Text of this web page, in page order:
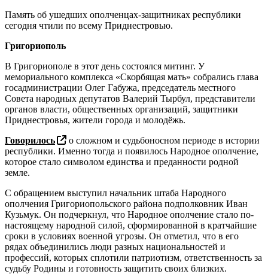
Память об ушедших ополченцах-защитниках республики
сегодня чтили по всему Приднестровью.
Григориополь
В Григориополе в этот день состоялся митинг. У
мемориального комплекса «Скорбящая мать» собрались глава
госадминистрации Олег Габужа, председатель местного
Совета народных депутатов Валерий Тырбул, представители
органов власти, общественных организаций, защитники
Приднестровья, жители города и молодёжь.
Говорилось
о сложном и судьбоносном периоде в истории
республики. Именно тогда и появилось Народное ополчение,
которое стало символом единства и преданности родной
земле.
С обращением выступил начальник штаба Народного
ополчения Григориопольского района подполковник Иван
Кузьмук. Он подчеркнул, что Народное ополчение стало по-
настоящему народной силой, сформированной в кратчайшие
сроки в условиях военной угрозы. Он отметил, что в его
рядах объединились люди разных национальностей и
профессий, которых сплотили патриотизм, ответственность за
судьбу Родины и готовность защитить своих близких.